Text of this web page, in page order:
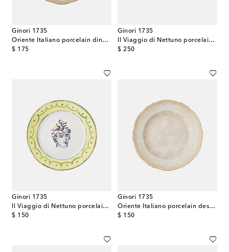
Ginori 1735
Oriente Italiano porcelain dinner plate
$ 175
original price
Ginori 1735
Il Viaggio di Nettuno porcelain charger plate
$ 250
original price
Ginori 1735
Il Viaggio di Nettuno porcelain dinner plate
$ 150
original price
Ginori 1735
Oriente Italiano porcelain dessert plate
$ 150
original price